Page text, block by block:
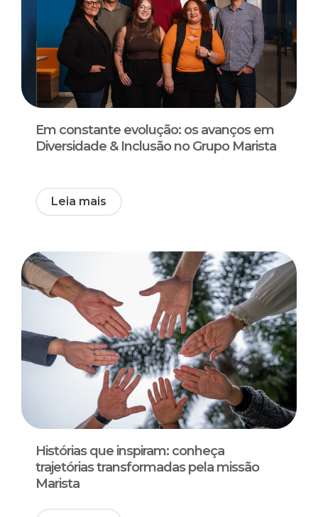
Em constante evolução: os avanços em
Diversidade & Inclusão no Grupo Marista
Leia mais
Histórias que inspiram: conheça
trajetórias transformadas pela missão
Marista